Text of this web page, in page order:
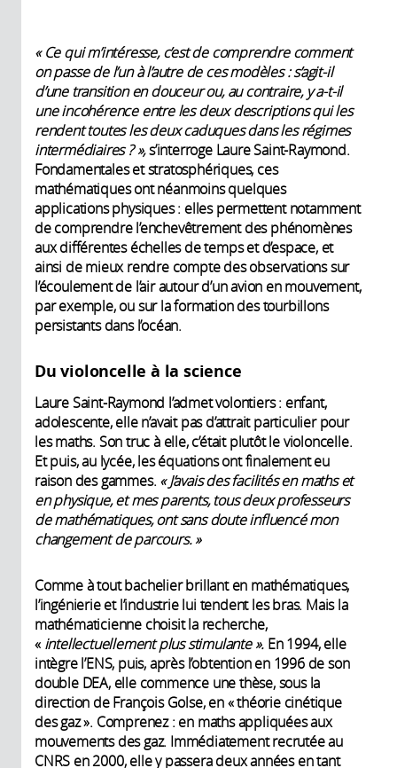
« Ce qui m’intéresse, c’est de comprendre comment
on passe de l’un à l’autre de ces modèles : s’agit-il
d’une transition en douceur ou, au contraire, y a-t-il
une incohérence entre les deux descriptions qui les
rendent toutes les deux caduques dans les régimes
intermédiaires ? »,s’interroge Laure Saint-Raymond.
Fondamentales et stratosphériques, ces
mathématiques ont néanmoins quelques
applications physiques : elles permettent notamment
de comprendre l’enchevêtrement des phénomènes
aux différentes échelles de temps et d’espace, et
ainsi de mieux rendre compte des observations sur
l’écoulement de l’air autour d’un avion en mouvement,
par exemple, ou sur la formation des tourbillons
persistants dans l’océan.
Du violoncelle à la science
Laure Saint-Raymond l’admet volontiers : enfant,
adolescente, elle n’avait pas d’attrait particulier pour
les maths. Son truc à elle, c’était plutôt le violoncelle.
Et puis, au lycée, les équations ont finalement eu
raison des gammes. « J’avais des facilités en maths et
en physique, et mes parents, tous deux professeurs
de mathématiques, ont sans doute influencé mon
changement de parcours. »
Comme à tout bachelier brillant en mathématiques,
l’ingénierie et l’industrie lui tendent les bras. Mais la
mathématicienne choisit la recherche,
«intellectuellement plus stimulante ». En 1994, elle
intègre l’ENS, puis, après l’obtention en 1996 de son
double DEA, elle commence une thèse, sous la
direction de François Golse, en « théorie cinétique
des gaz ». Comprenez : en maths appliquées aux
mouvements des gaz. Immédiatement recrutée au
CNRS en 2000, elle y passera deux années en tant